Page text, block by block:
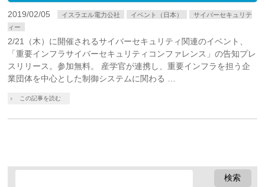
2019/02/05 イスラエル電力公社 イベント（日本）
サイバーセキュリテ
ィー
2/21（木）に開催されるサイバーセキュリティ関連のイベント、
「重要インフラサイバーセキュリティコンファレンス」の告知プレ
スリリース。参加無料。 産学官が連携し、重要インフラを担う企
業団体を中心とした制御システムに関わる …
この記事を読む